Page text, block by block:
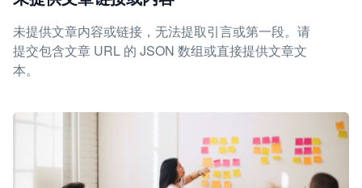
未提供文章内容或链接，无法提取引言或第一段。请
提交包含文章 URL 的 JSON 数组或直接提供文章文
本。